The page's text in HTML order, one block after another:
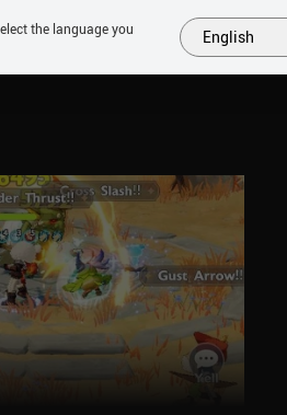
SIMILARES COLECCIONES TOP
the language you
English